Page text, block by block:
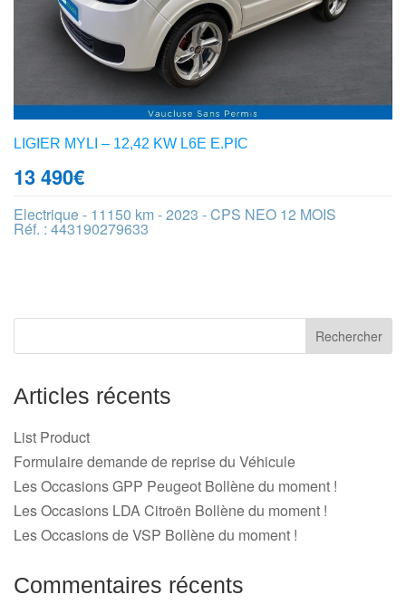
LIGIER MYLI – 12,42 KW L6E E.PIC
13 490€
Electrique - 11150 km - 2023 - CPS NEO 12 MOIS
Réf. : 443190279633
Articles récents
List Product
Formulaire demande de reprise du Véhicule
Les Occasions GPP Peugeot Bollène du moment !
Les Occasions LDA Citroën Bollène du moment !
Les Occasions de VSP Bollène du moment !
Commentaires récents